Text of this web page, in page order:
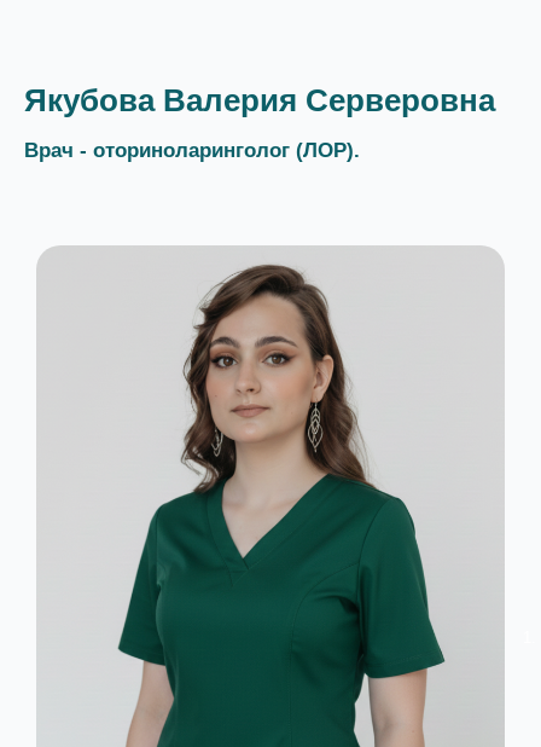
Якубова Валерия Серверовна
Врач - оториноларинголог (ЛОР).